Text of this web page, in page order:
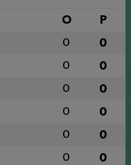
O P
0 0
0 0
0 0
0 0
0 0
0 0